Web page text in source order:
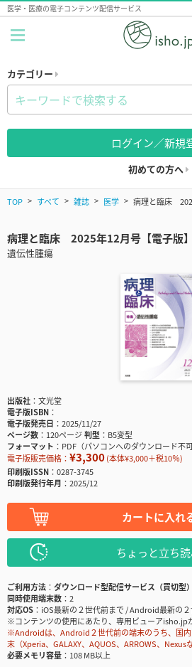
医学・医療の電子コンテンツ配信サービス
カテゴリー
ログイン／新規
初めての方へ
TOP すべて 雑誌 医学 病理と臨床
病理と臨床 2025年12月号【電子版】
遺伝性腫瘍
出版社
文光堂
電子版ISBN
電子版発売日
2025/11/27
ページ数
120ページ判型
B5変型
フォーマット
PDF（パソコンへのダウンロード不可
電子版販売価格： ¥3,300(本体¥3,000＋税10％)
印刷版ISSN
0287-3745
印刷版発行年月
2025/12
カートに入れ
ちょっと立ち
ご利用方法
ダウンロード型配信サービス（買切型）
同時使用端末数
2
対応OS
iOS最新の２世代前まで / Android最新の
※コンテンツの使用にあたり、専用ビューアisho.jp
※Androidは、Android２世代前の端末のうち、国
末（Xperia、GALAXY、AQUOS、ARROWS、
必要メモリ容量
108 MB以上